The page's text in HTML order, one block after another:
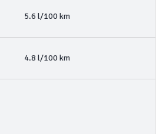
5.6 l/100 km
4.8 l/100 km